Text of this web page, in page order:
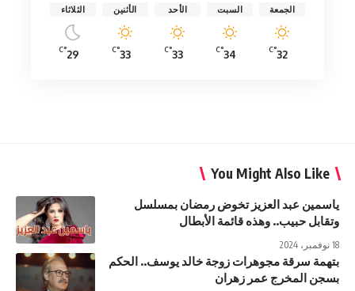
الجمعة
32
°C
السبت
34
°C
الأحد
33
°C
الأثنين
33
°C
الثلاثاء
29
°C
You Might Also Like
ياسمين عبد العزيز تخوض رمضان بمسلسل
وتقابل حبيب.. وهذه قائمة الأبطال
18 نوفمبر، 2024
بتهمة سرقة مجوهرات زوجة خالد يوسف.. الحكم
بسجن المخرج عمر زهران